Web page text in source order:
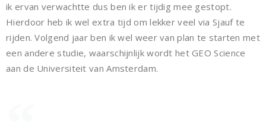
ik ervan verwachtte dus ben ik er tijdig mee gestopt.
Hierdoor heb ik wel extra tijd om lekker veel via Sjauf te
rijden. Volgend jaar ben ik wel weer van plan te starten met
een andere studie, waarschijnlijk wordt het GEO Science
aan de Universiteit van Amsterdam.